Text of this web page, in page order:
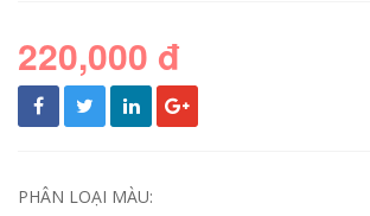
220,000 đ
PHÂN LOẠI MÀU: